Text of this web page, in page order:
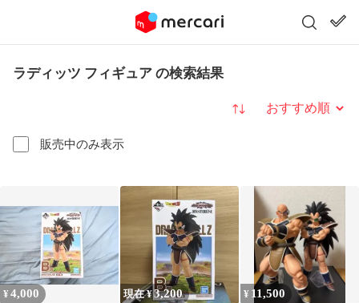
ラディッツ フィギュア の検索結果
販売中のみ表示
並び替え
¥4,000 現在 ¥3,200 ¥ 11,500